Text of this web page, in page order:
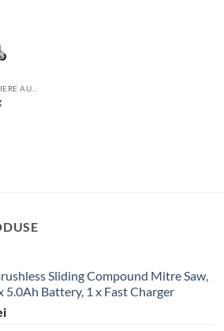
Sliding Compound Mitre Saw,
5.0Ah Battery, 1 x Fast Charger